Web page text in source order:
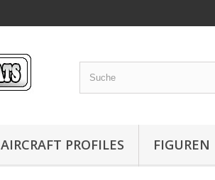
AIRCRAFT PROFILES FIGUREN